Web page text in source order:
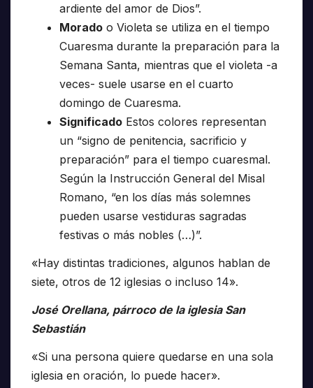
ardiente del amor de Dios”.
Morado o Violeta se utiliza en el tiempo
Cuaresma durante la preparación para la
Semana Santa, mientras que el violeta -a
veces- suele usarse en el cuarto
domingo de Cuaresma.
Significado Estos colores representan
un “signo de penitencia, sacrificio y
preparación” para el tiempo cuaresmal.
Según la Instrucción General del Misal
Romano, “en los días más solemnes
pueden usarse vestiduras sagradas
festivas o más nobles (…)”.
«Hay distintas tradiciones, algunos hablan de
siete, otros de 12 iglesias o incluso 14».
José Orellana, párroco de la iglesia San
Sebastián
«Si una persona quiere quedarse en una sola
iglesia en oración, lo puede hacer».